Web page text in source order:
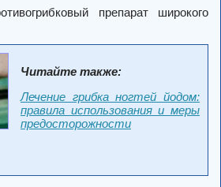
препарат широкого
Читайте также:
Лечение грибка ногтей йодом:
правила использования и меры
предосторожности